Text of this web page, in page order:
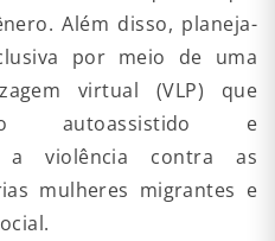
Além disso, planeja-
por meio de uma
virtual (VLP) que
autoassistido e
a violência contra as
mulheres migrantes e